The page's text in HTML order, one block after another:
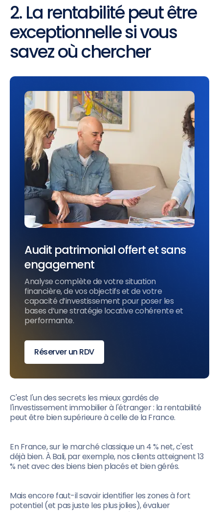
2. La rentabilité peut être
exceptionnelle si vous
savez où chercher
Audit patrimonial offert et sans
engagement
Analyse complète de votre situation
financière, de vos objectifs et de votre
capacité d’investissement pour poser les
bases d’une stratégie locative cohérente et
performante.
Réserver un RDV
C'est l'un des secrets les mieux gardés de
l'investissement immobilier à l'étranger : la rentabilité
peut être bien supérieure à celle de la France.
En France, sur le marché classique un 4 % net, c'est
déjà bien. À Bali, par exemple, nos clients atteignent 13
% net avec des biens bien placés et bien gérés.
Mais encore faut-il savoir identifier les zones à fort
potentiel (et pas juste les plus jolies), évaluer